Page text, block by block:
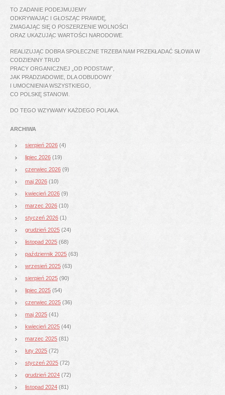
TO ZADANIE PODEJMUJEMY
ODKRYWAJĄC I GŁOSZĄC PRAWDĘ,
ZMAGAJĄC SIĘ O POSZERZENIE WOLNOŚCI
ORAZ UKAZUJĄC WARTOŚCI NARODOWE.
REALIZUJĄC DOBRA SPOŁECZNE TRZEBA NAM PRZEKŁADAĆ SŁOWA W
CODZIENNY TRUD
PRACY ORGANICZNEJ „OD PODSTAW”,
JAK PRADZIADOWIE, DLA ODBUDOWY
I UMOCNIENIA WSZYSTKIEGO,
CO POLSKĘ STANOWI.
DO TEGO WZYWAMY KAŻDEGO POLAKA.
ARCHIWA
sierpień 2026 (4)
lipiec 2026 (19)
czerwiec 2026 (9)
maj 2026 (10)
kwiecień 2026 (9)
marzec 2026 (10)
styczeń 2026 (1)
grudzień 2025 (24)
listopad 2025 (68)
październik 2025 (63)
wrzesień 2025 (63)
sierpień 2025 (90)
lipiec 2025 (54)
czerwiec 2025 (36)
maj 2025 (41)
kwiecień 2025 (44)
marzec 2025 (81)
luty 2025 (72)
styczeń 2025 (72)
grudzień 2024 (72)
listopad 2024 (81)